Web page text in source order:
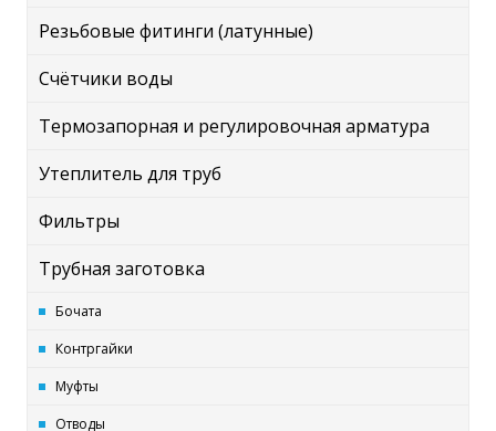
Резьбовые фитинги (латунные)
Счётчики воды
Термозапорная и регулировочная арматура
Утеплитель для труб
Фильтры
Трубная заготовка
Бочата
Контргайки
Муфты
Отводы